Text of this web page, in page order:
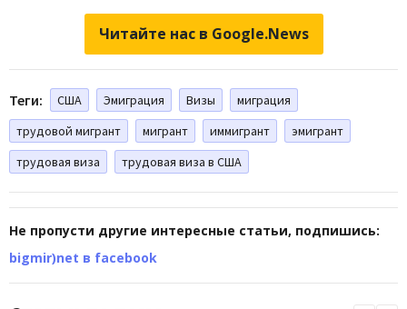
Читайте нас в Google.News
Теги: США Эмиграция Визы
миграция
трудовой мигрант
мигрант иммигрант
эмигрант
трудовая виза
трудовая виза в США
Не пропусти другие интересные статьи, подпишись:
bigmir)net в facebook